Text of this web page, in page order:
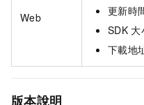
Web
更新時
SDK 大
下載地
版本說明